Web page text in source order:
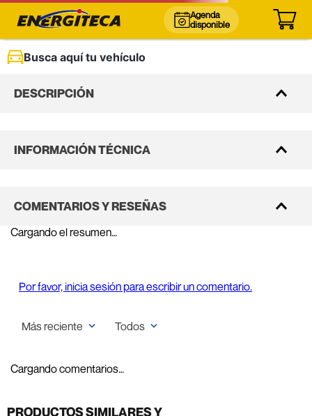
Agenda
disponible
Busca aquí tu vehículo
DESCRIPCIÓN
INFORMACIÓN TÉCNICA
COMENTARIOS Y RESEÑAS
Cargando el resumen…
Por favor, inicia sesión para escribir un comentario.
Más reciente Todos
Cargando comentarios…
PRODUCTOS SIMILARES Y